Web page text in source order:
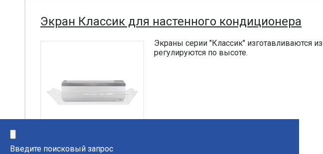
Введите поисковый запрос
Экран Классик для настенного кондиционера
Экраны серии "Классик" изготавливаются
регулируются по высоте.